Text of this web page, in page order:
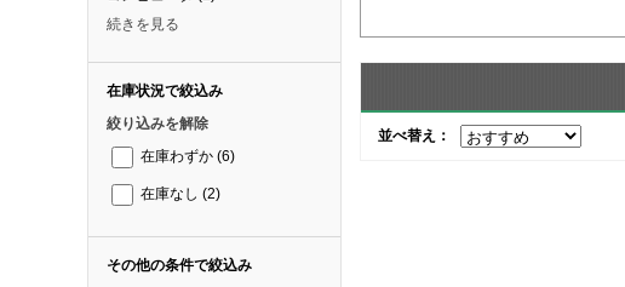
続きを見る
在庫状況で絞込み
絞り込みを解除
在庫わずか (6)
在庫なし (2)
その他の条件で絞込み
並べ替え：